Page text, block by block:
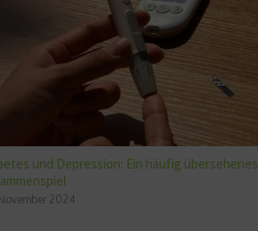
und Depression: Ein häufig übersehenes
2024